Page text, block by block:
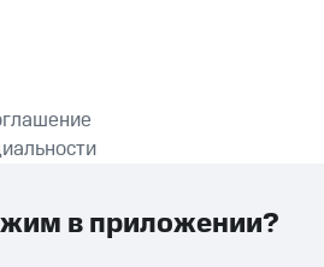
ПРИЛОЖЕНИЕ